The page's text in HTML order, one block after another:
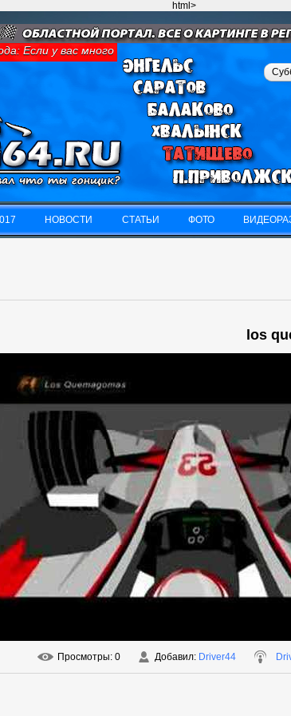
html>
Если у вас много денег и свободного времени -
НОВОСТИ СТАТЬИ ФОТО
los
Просмотры: 0 Добавил: Driver44